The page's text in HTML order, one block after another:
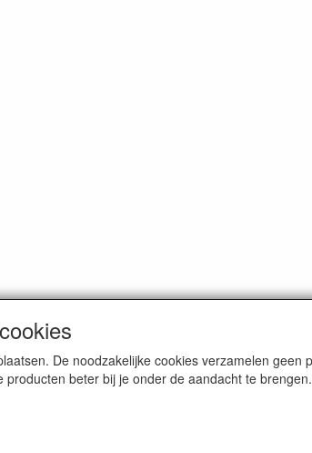
De noodzakelijke cookies verzamelen
beter bij je onder de aandacht te